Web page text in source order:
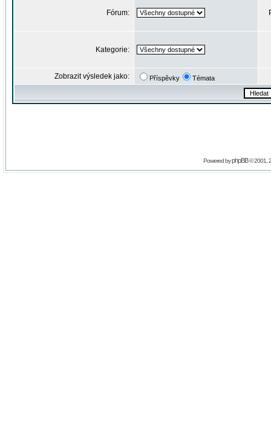
Fórum:
Kategorie:
Zobrazit výsledek jako: Příspěvky Témata
Powered byphpBB© 2001,